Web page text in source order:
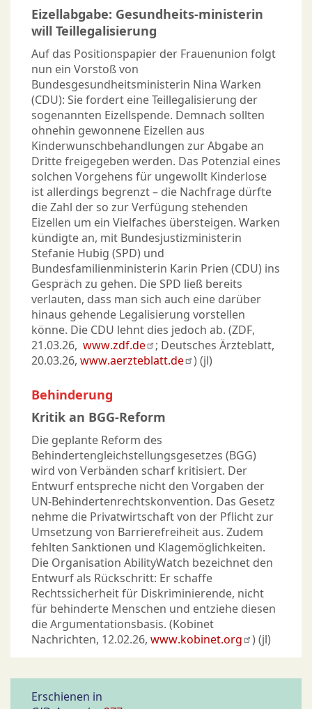
Eizellabgabe: Gesundheits-ministerin
will Teillegalisierung
Auf das Positionspapier der Frauenunion folgt
nun ein Vorstoß von
Bundesgesundheitsministerin Nina Warken
(CDU): Sie fordert eine Teillegalisierung der
sogenannten Eizellspende. Demnach sollten
ohnehin gewonnene Eizellen aus
Kinderwunschbehandlungen zur Abgabe an
Dritte freigegeben werden. Das Potenzial eines
solchen Vorgehens für ungewollt Kinderlose
ist allerdings begrenzt – die Nachfrage dürfte
die Zahl der so zur Verfügung stehenden
Eizellen um ein Vielfaches übersteigen. Warken
kündigte an, mit Bundesjustizministerin
Stefanie Hubig (SPD) und
Bundesfamilienministerin Karin Prien (CDU) ins
Gespräch zu gehen. Die SPD ließ bereits
verlauten, dass man sich auch eine darüber
hinaus gehende Legalisierung vorstellen
könne. Die CDU lehnt dies jedoch ab. (ZDF,
21.03.26, www.zdf.de
; Deutsches Ärzteblatt,
20.03.26, www.aerzteblatt.de ) (jl)
Behinderung
Kritik an BGG-Reform
Die geplante Reform des
Behindertengleichstellungsgesetzes (BGG)
wird von Verbänden scharf kritisiert. Der
Entwurf entspreche nicht den Vorgaben der
UN-Behindertenrechtskonvention. Das Gesetz
nehme die Privatwirtschaft von der Pflicht zur
Umsetzung von Barrierefreiheit aus. Zudem
fehlten Sanktionen und Klagemöglichkeiten.
Die Organisation AbilityWatch bezeichnet den
Entwurf als Rückschritt: Er schaffe
Rechtssicherheit für Diskriminierende, nicht
für behinderte Menschen und entziehe diesen
die Argumentationsbasis. (Kobinet
Nachrichten, 12.02.26, www.kobinet.org ) (jl)
Erschienen in